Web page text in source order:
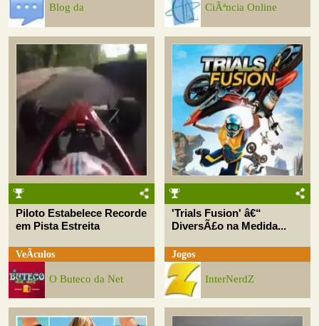
Blog da CiÃªncia Online
Piloto Estabelece Recorde
em Pista Estreita
VeÃ­culos
O Buteco da Net
'Trials Fusion' â€“
DiversÃ£o na Medida...
Jogos
InterNerdZ